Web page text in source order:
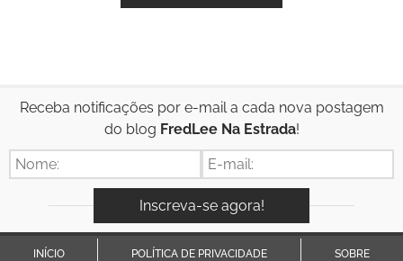
Receba notificações por e-mail a cada nova postagem
do blog FredLee Na Estrada!
INÍCIO POLÍTICA DE PRIVACIDADE SOBRE